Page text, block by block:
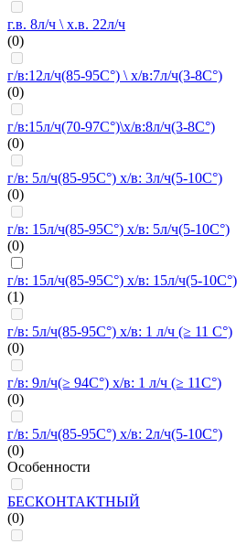
г.в. 8л/ч \ х.в. 22л/ч
(0)
г/в:12л/ч(85-95C°) \ х/в:7л/ч(3-8C°)
(0)
г/в:15л/ч(70-97C°)\х/в:8л/ч(3-8C°)
(0)
г/в: 5л/ч(85-95C°) х/в: 3л/ч(5-10C°)
(0)
г/в: 15л/ч(85-95C°) х/в: 5л/ч(5-10C°)
(0)
г/в: 15л/ч(85-95C°) х/в: 15л/ч(5-10C°)
(1)
г/в: 5л/ч(85-95C°) х/в: 1 л/ч (≥ 11 C°)
(0)
г/в: 9л/ч(≥ 94C°) х/в: 1 л/ч (≥ 11C°)
(0)
г/в: 5л/ч(85-95C°) х/в: 2л/ч(5-10C°)
(0)
Особенности
БЕСКОНТАКТНЫЙ
(0)